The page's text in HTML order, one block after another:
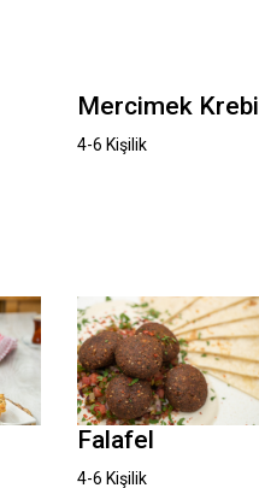
Mercimek Krebi
4-6 Kişilik
Falafel
4-6 Kişilik